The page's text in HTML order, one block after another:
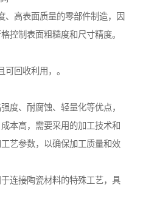
高表面质量的零部件制造，因
控制表面粗糙度和尺寸精度。
回收利用，。
度、耐腐蚀、轻量化等优点，
本高，需要采用的加工技术和
艺参数，以确保加工质量和效
连接陶瓷材料的特殊工艺，具